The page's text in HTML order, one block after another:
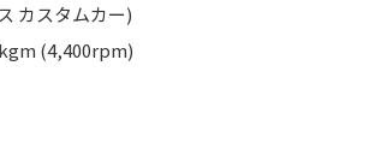
カスタムカー)
(4,400rpm)